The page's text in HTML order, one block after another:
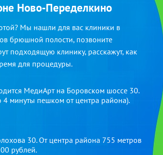
Ново-Переделкино
Мы нашли для вас клиники в
брюшной полости, позвоните
подходящую клинику, расскажут, как
для процедуры.
МедиАрт на Боровском шоссе 30.
4 минуты пешком от центра района).
30. От центра района 755 метров
рублей.